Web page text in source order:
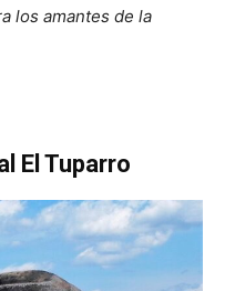
los amantes de la
El Tuparro